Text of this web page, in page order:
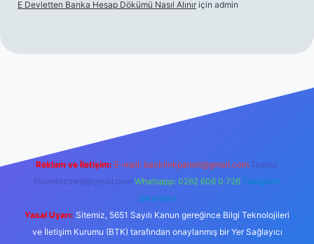
E Devletten Banka Hesap Dökümü Nasıl Alınır için admin
Reklam ve İletişim: E-mail: backlinkpaneli@gmail.com Teams:
forumhizmeti@gmail.com Whatsapp: 0262 606 0 726 Telegram:
@karabul
Yasal Uyarı: Sitemiz, 5651 Sayılı Kanun gereğince Bilgi Teknolojileri
ve İletişim Kurumu (BTK) tarafından onaylanmış bir Yer Sağlayıcı